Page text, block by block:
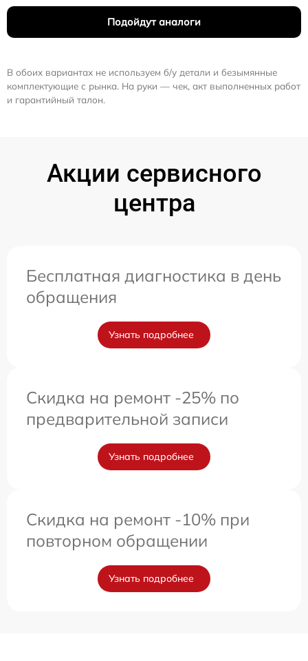
Подойдут аналоги
В обоих вариантах не используем б/у детали и безымянные
комплектующие с рынка. На руки — чек, акт выполненных работ
и гарантийный талон.
Акции сервисного
центра
Бесплатная диагностика в день
обращения
Узнать подробнее
Скидка на ремонт -25% по
предварительной записи
Узнать подробнее
Скидка на ремонт -10% при
повторном обращении
Узнать подробнее